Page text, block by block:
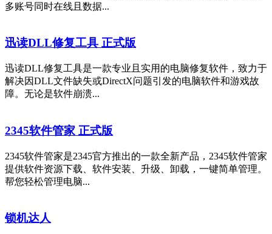
多账号同时在线且数据...
迅读DLL修复工具 正式版
迅读DLL修复工具是一款专业且实用的电脑修复软件，致力于
解决因DLL文件缺失或DirectX问题引发的电脑软件和游戏故
障。无论是软件崩溃...
2345软件管家 正式版
2345软件管家是2345官方推出的一款全新产品，2345软件管家
提供软件资源下载、软件安装、升级、卸载，一键简单管理。
帮您轻松管理电脑...
锁机达人